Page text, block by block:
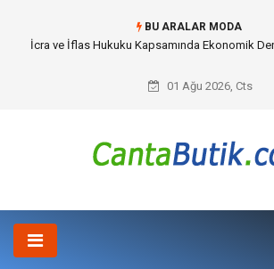
BU ARALAR MODA
Cybersecurity Solutions (Siber Güvenlik
01 Ağu 2026, Cts